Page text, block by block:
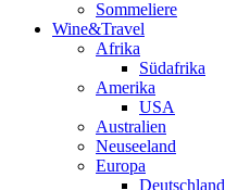
Sommeliere
Wine&Travel
Afrika
Südafrika
Amerika
USA
Australien
Neuseeland
Europa
Deutschland